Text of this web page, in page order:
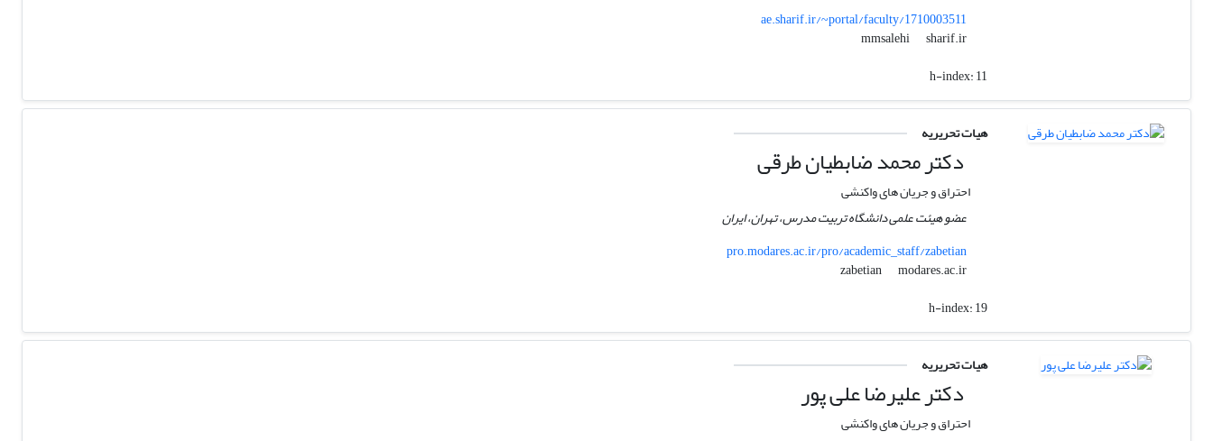
ae.sharif.ir/~portal/faculty/1710003511
mmsalehi
sharif.ir
h-index:11
هیات تحریریه
دکتر محمد ضابطیان طرقی
احتراق و جریان های واکنشی
عضو هیئت علمی دانشگاه تربیت مدرس، تهران، ایران
pro.modares.ac.ir/pro/academic_staff/zabetian
zabetian
modares.ac.ir
h-index:19
هیات تحریریه
دکتر علیرضا علی پور
احتراق و جریان های واکنشی